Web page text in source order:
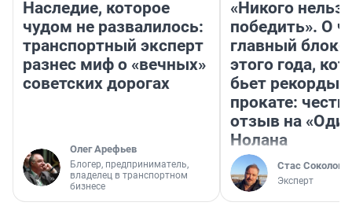
Наследие, которое
чудом не развалилось:
транспортный эксперт
разнес миф о «вечных»
советских дорогах
Олег Арефьев
Блогер, предприниматель,
владелец в транспортном
бизнесе
«Никого нельзя
победить». О
главный
этого года,
бьет рекорды в
прокате:
отзыв на
Нолана
Стас Соколов
Эксперт